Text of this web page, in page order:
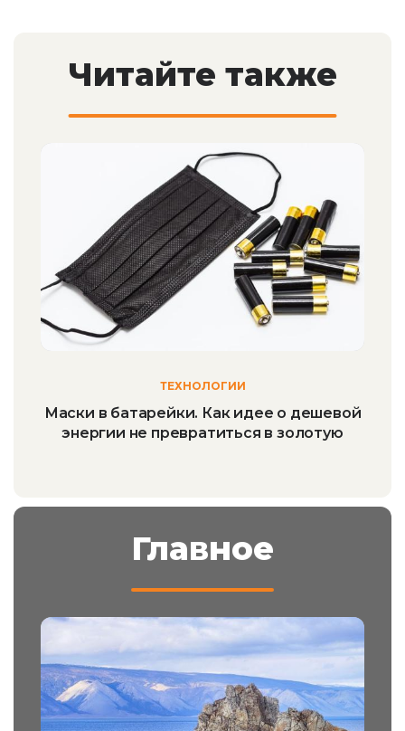
Читайте также
ТЕХНОЛОГИИ
Маски в батарейки. Как идее о дешевой
энергии не превратиться в золотую
Главное